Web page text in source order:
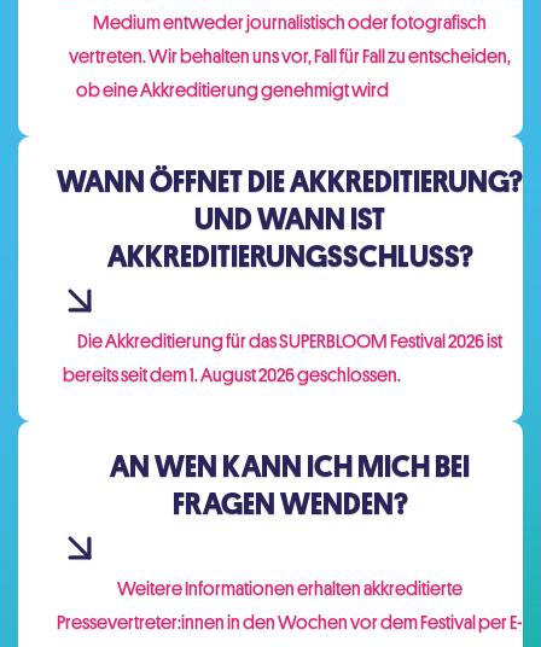
Medium entweder journalistisch oder fotografisch
vertreten. Wir behalten uns vor, Fall für Fall zu entscheiden,
ob eine Akkreditierung genehmigt wird
WANN ÖFFNET DIE AKKREDITIERUNG?
UND WANN IST
AKKREDITIERUNGSSCHLUSS?
Die Akkreditierung für das SUPERBLOOM Festival 2026 ist
bereits seit dem 1. August 2026 geschlossen.
AN WEN KANN ICH MICH BEI
FRAGEN WENDEN?
Weitere Informationen erhalten akkreditierte
Pressevertreter:innen in den Wochen vor dem Festival per E-